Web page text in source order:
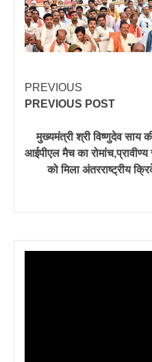
PREVIOUS
PREVIOUS POST
मुख्यमंत्री श्री विष्णुदेव साय
आईपीएल मैच का रोमांच,प्रावीण्य
को मिला अंतरराष्ट्रीय